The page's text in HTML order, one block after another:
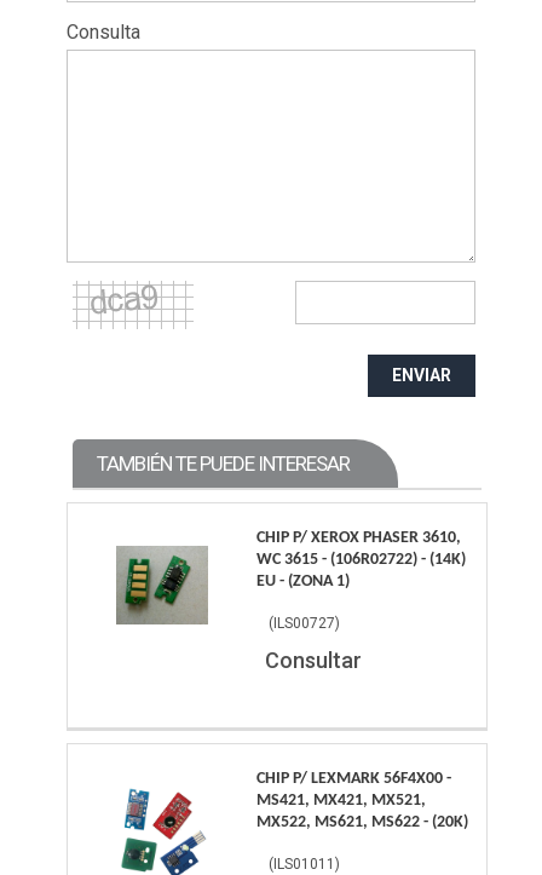
Consulta
ENVIAR
TAMBIÉN TE PUEDE INTERESAR
CHIP P/ XEROX PHASER 3610,
WC 3615 - (106R02722) - (14K)
EU - (ZONA 1)
( ILS00727)
Consultar
CHIP P/ LEXMARK 56F4X00 -
MS421, MX421, MX521,
MX522, MS621, MS622 - (20K)
( ILS01011 )